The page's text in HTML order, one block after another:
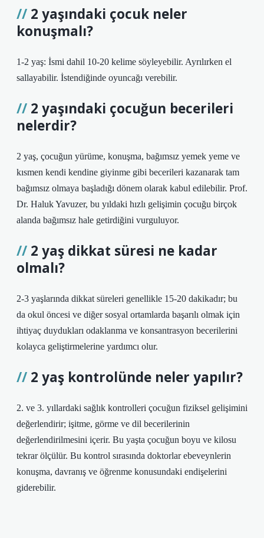
2 yaşındaki çocuk neler
konuşmalı?
1-2 yaş: İsmi dahil 10-20 kelime söyleyebilir. Ayrılırken el
sallayabilir. İstendiğinde oyuncağı verebilir.
2 yaşındaki çocuğun becerileri
nelerdir?
2 yaş, çocuğun yürüme, konuşma, bağımsız yemek yeme ve
kısmen kendi kendine giyinme gibi becerileri kazanarak tam
bağımsız olmaya başladığı dönem olarak kabul edilebilir. Prof.
Dr. Haluk Yavuzer, bu yıldaki hızlı gelişimin çocuğu birçok
alanda bağımsız hale getirdiğini vurguluyor.
2 yaş dikkat süresi ne kadar
olmalı?
2-3 yaşlarında dikkat süreleri genellikle 15-20 dakikadır; bu
da okul öncesi ve diğer sosyal ortamlarda başarılı olmak için
ihtiyaç duydukları odaklanma ve konsantrasyon becerilerini
kolayca geliştirmelerine yardımcı olur.
2 yaş kontrolünde neler yapılır?
2. ve 3. yıllardaki sağlık kontrolleri çocuğun fiziksel gelişimini
değerlendirir; işitme, görme ve dil becerilerinin
değerlendirilmesini içerir. Bu yaşta çocuğun boyu ve kilosu
tekrar ölçülür. Bu kontrol sırasında doktorlar ebeveynlerin
konuşma, davranış ve öğrenme konusundaki endişelerini
giderebilir.